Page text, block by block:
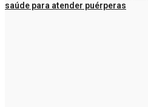
saúde para atender puérperas